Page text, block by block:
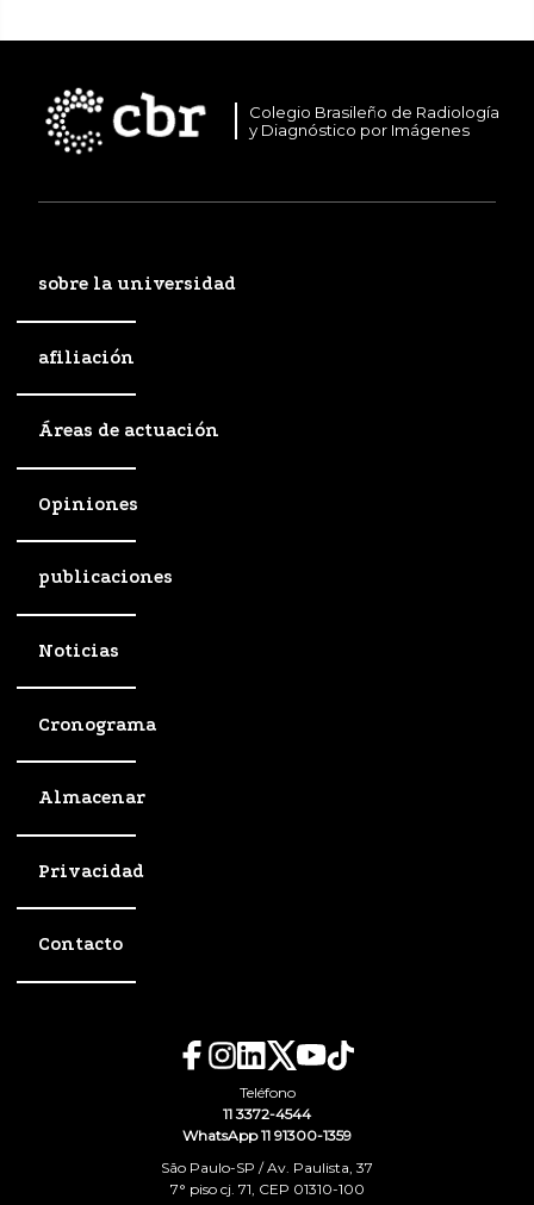
Colegio Brasileño de Radiología
y Diagnóstico por Imágenes
sobre la universidad
afiliación
Áreas de actuación
Opiniones
publicaciones
Noticias
Cronograma
Almacenar
Privacidad
Contacto
Teléfono
11 3372-4544
WhatsApp 11 91300-1359
São Paulo-SP / Av. Paulista, 37
7° piso cj. 71, CEP 01310-100